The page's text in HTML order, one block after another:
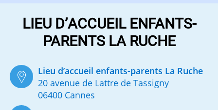
LIEU D’ACCUEIL ENFANTS-
PARENTS LA RUCHE
Lieu d’accueil enfants-parents La Ruche
20 avenue de Lattre de Tassigny
06400 Cannes